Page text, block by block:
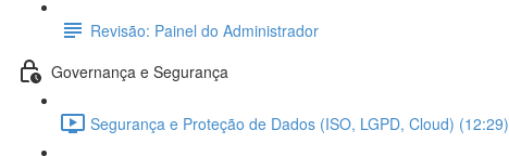
Revisão: Painel do Administrador
Governança e Segurança
Segurança e Proteção de Dados (ISO, LGPD, Cloud) (12:29)